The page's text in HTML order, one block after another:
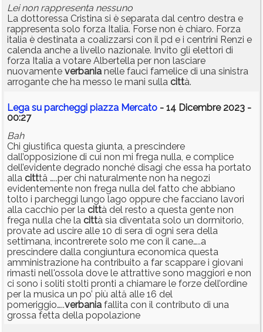
Lei non rappresenta nessuno
La dottoressa Cristina si è separata dal centro destra e
rappresenta solo forza Italia. Forse non è chiaro. Forza
italia è destinata a coalizzarsi con il pd e i centrini Renzi e
calenda anche a livello nazionale. Invito gli elettori di
forza Italia a votare Albertella per non lasciare
nuovamente verbania nelle fauci famelice di una sinistra
arrogante che ha messo le mani sulla città.
Lega su parcheggi piazza Mercato - 14 Dicembre 2023 -
00:27
Bah
Chi giustifica questa giunta, a prescindere
dall’opposizione di cui non mi frega nulla, e complice
dell’evidente degrado nonché disagi che essa ha portato
alla citttâ …..per chi naturalmente non ha negozi
evidentemente non frega nulla del fatto che abbiano
tolto i parcheggi lungo lago oppure che facciano lavori
alla cacchio per la città del resto a questa gente non
frega nulla che la città sia diventata solo un dormitorio,
provate ad uscire alle 10 di sera di ogni sera della
settimana, incontrerete solo me con il cane…..a
prescindere dalla congiuntura economica questa
amministrazione ha contribuito a far scappare i giovani
rimasti nell'ossola dove le attrattive sono maggiori e non
ci sono i soliti stolti pronti a chiamare le forze dell’ordine
per la musica un po’ più altă alle 16 del
pomeriggio…..verbania fallita con il contributo di una
grossa fetta della popolazione